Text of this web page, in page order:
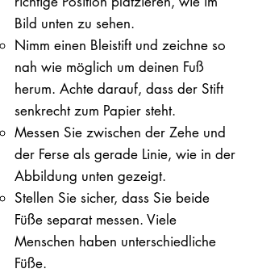
Bild unten zu sehen.
Nimm einen Bleistift und zeichne so
nah wie möglich um deinen Fuß
herum. Achte darauf, dass der Stift
senkrecht zum Papier steht.
Messen Sie zwischen der Zehe und
der Ferse als gerade Linie, wie in der
Abbildung unten gezeigt.
Stellen Sie sicher, dass Sie beide
Füße separat messen. Viele
Menschen haben unterschiedliche
Füße.